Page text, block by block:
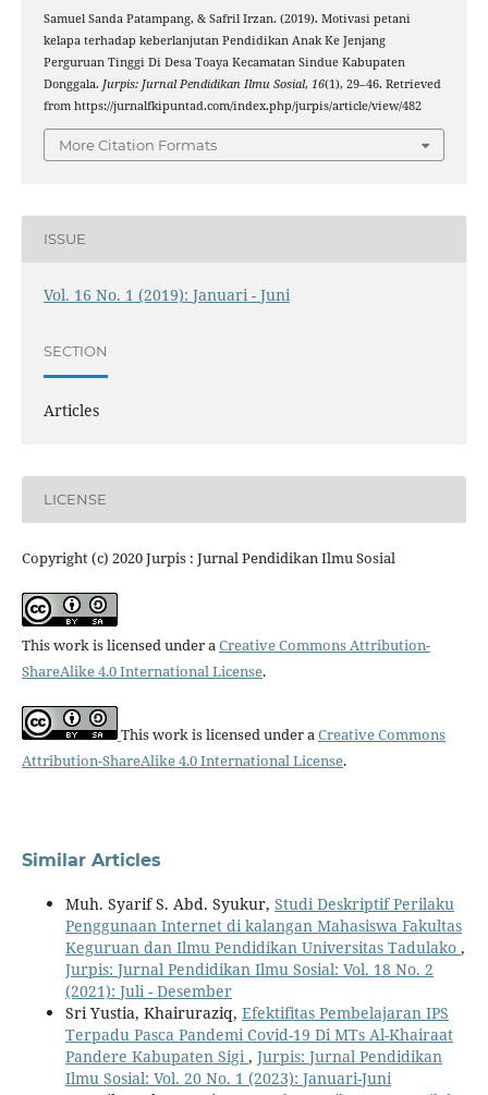
Samuel Sanda Patampang, & Safril Irzan. (2019). Motivasi petani
kelapa terhadap keberlanjutan Pendidikan Anak Ke Jenjang
Perguruan Tinggi Di Desa Toaya Kecamatan Sindue Kabupaten
Donggala. Jurpis: Jurnal Pendidikan Ilmu Sosial, 16(1), 29–46. Retrieved
from https://jurnalfkipuntad.com/index.php/jurpis/article/view/482
More Citation Formats
ISSUE
Vol. 16 No. 1 (2019): Januari - Juni
SECTION
Articles
LICENSE
Copyright (c) 2020 Jurpis : Jurnal Pendidikan Ilmu Sosial
This work is licensed under aCreative Commons Attribution-
ShareAlike 4.0 International License.
This work is licensed under aCreative Commons
Attribution-ShareAlike 4.0 International License.
Similar Articles
Muh. Syarif S. Abd. Syukur, Studi Deskriptif Perilaku
Penggunaan Internet di kalangan Mahasiswa Fakultas
Keguruan dan Ilmu Pendidikan Universitas Tadulako ,
Jurpis: Jurnal Pendidikan Ilmu Sosial: Vol. 18 No. 2
(2021): Juli - Desember
Sri Yustia, Khairuraziq, Efektifitas Pembelajaran IPS
Terpadu Pasca Pandemi Covid-19 Di MTs Al-Khairaat
Pandere Kabupaten Sigi , Jurpis: Jurnal Pendidikan
Ilmu Sosial: Vol. 20 No. 1 (2023): Januari-Juni